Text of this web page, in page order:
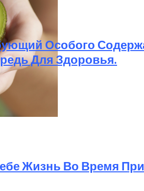
Особого
Для Здоровья.
Жизнь Во Время